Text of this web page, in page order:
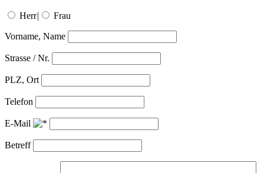
Herr| Frau
Vorname, Name
Strasse / Nr.
PLZ, Ort
Telefon
E-Mail
Betreff